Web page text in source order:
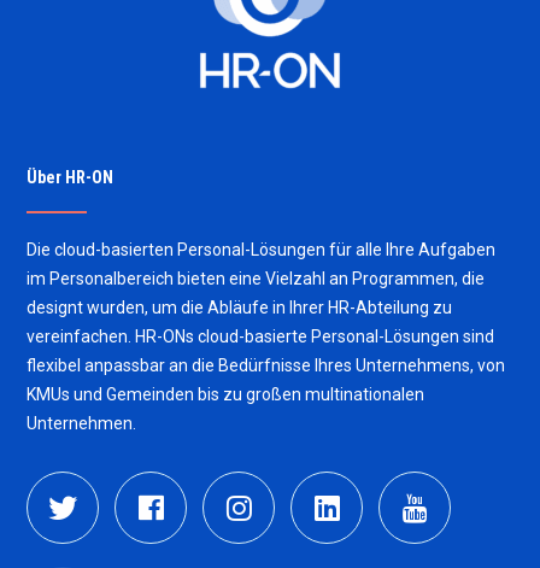
Über HR-ON
Die cloud-basierten Personal-Lösungen für alle Ihre Aufgaben
im Personalbereich bieten eine Vielzahl an Programmen, die
designt wurden, um die Abläufe in Ihrer HR-Abteilung zu
vereinfachen. HR-ONs cloud-basierte Personal-Lösungen sind
flexibel anpassbar an die Bedürfnisse Ihres Unternehmens, von
KMUs und Gemeinden bis zu großen multinationalen
Unternehmen.